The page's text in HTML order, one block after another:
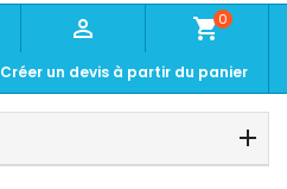
 shopping_cart0
Créer un devis à partir du panier